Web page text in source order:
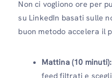
Non ci vogliono ore per
su LinkedIn basati sulle
buon metodo accelera il
Mattina (10 minuti):
feed filtrati e